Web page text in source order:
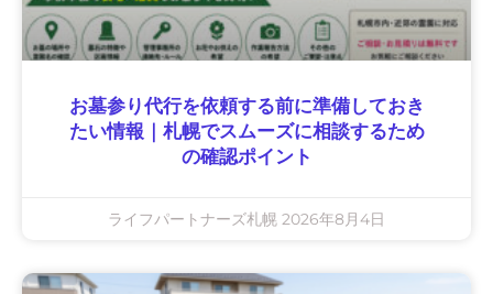
お墓参り代行を依頼する前に準備しておき
たい情報｜札幌でスムーズに相談するため
の確認ポイント
ライフパートナーズ札幌 2026年8月4日